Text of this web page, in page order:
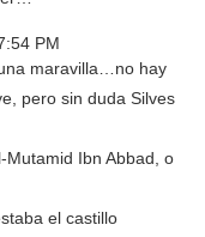
PM
maravilla…no hay
pero sin duda Silves
Mutamid Ibn Abbad, o
el castillo